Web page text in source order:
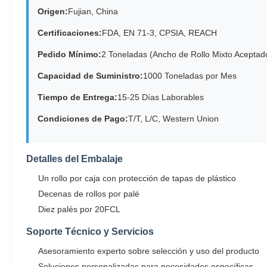
Origen:Fujian, China
Certificaciones:FDA, EN 71-3, CPSIA, REACH
Pedido Mínimo:2 Toneladas (Ancho de Rollo Mixto
Capacidad de Suministro:1000 Toneladas por Mes
Tiempo de Entrega:15-25 Días Laborables
Condiciones de Pago:T/T, L/C, Western Union
Detalles del Embalaje
Un rollo por caja con protección de tapas de plástico
Decenas de rollos por palé
Diez palés por 20FCL
Soporte Técnico y Servicios
Asesoramiento experto sobre selección y uso del producto